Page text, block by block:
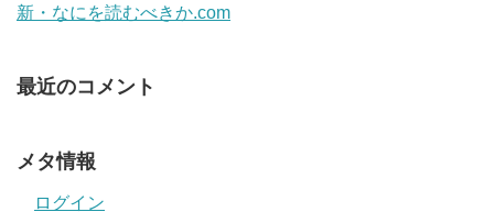
新・なにを読むべきか.com
最近のコメント
メタ情報
ログイン